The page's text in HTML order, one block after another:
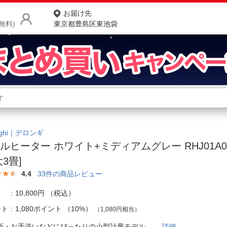
料)
お届け先
東京都豊島区東池袋
商品をさがす
ランキングからさがす
カテゴリ一覧からさがす
お客様サポート
ご利用ガイド
｜デロンギ
ヒーター ホワイト+ミディアムグレー
3畳]
4.4 33件の商品レビュー
10,800円
（税込）
1,080ポイント （10%） （1,080円相当）